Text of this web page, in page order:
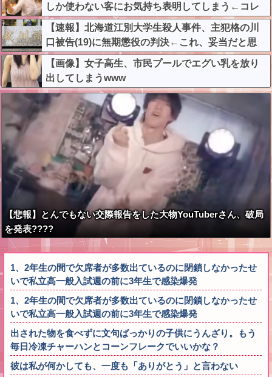
しか使わない客にお気持ち表明してしまう←コレ
どっちが悪いんや？？？？？？
【速報】北海道江別大学生殺人事件、主犯格の川
口被告(19)に無期懲役の判決←これ、妥当だと思
う？？？？？？
【画像】女子高生、市民プールでエグい乳を放り
出してしまうwww
【悲報】とんでもない交際報告をした大物YouTuberさん、破局
を発表????
1、2年生の間で欠席者が多数出ているのに閉鎖しなかったせ
いで私立高一般入試週の前に3年生で感染爆発
1、2年生の間で欠席者が多数出ているのに閉鎖しなかったせ
いで私立高一般入試週の前に3年生で感染爆発
出された物を食べずに文句ばっかりの子供にうんざり。もう
毎日冷凍チャーハンとコーンフレークでいいかな？
彼は私が何かしても、一度も「ありがとう」と言わない